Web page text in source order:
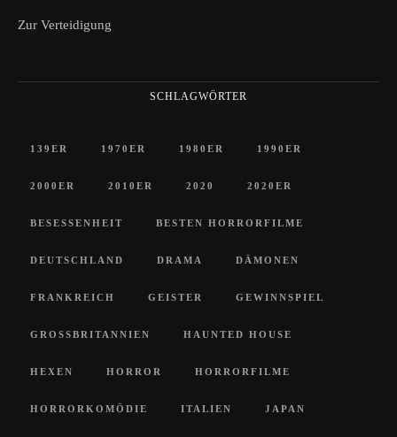
Zur Verteidigung
SCHLAGWÖRTER
139ER 1970ER 1980ER 1990ER
2000ER 2010ER 2020 2020ER
BESESSENHEIT BESTEN HORRORFILME
DEUTSCHLAND DRAMA DÄMONEN
FRANKREICH GEISTER GEWINNSPIEL
GROSSBRITANNIEN HAUNTED HOUSE
HEXEN HORROR HORRORFILME
HORRORKOMÖDIE ITALIEN JAPAN